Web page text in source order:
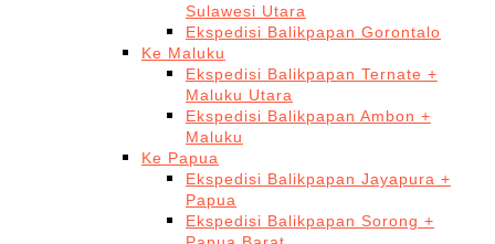
Sulawesi Utara
Ekspedisi Balikpapan Gorontalo
Ke Maluku
Ekspedisi Balikpapan Ternate +
Maluku Utara
Ekspedisi Balikpapan Ambon +
Maluku
Ke Papua
Ekspedisi Balikpapan Jayapura +
Papua
Ekspedisi Balikpapan Sorong +